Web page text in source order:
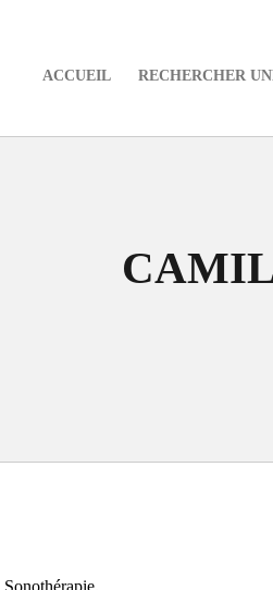
ACCUEIL RECHERCHER